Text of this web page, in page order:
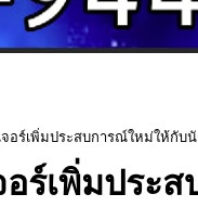
จอร์เพิ่มประสบการณ์ใหม่ให้กับ
ร์เพิ่มประ